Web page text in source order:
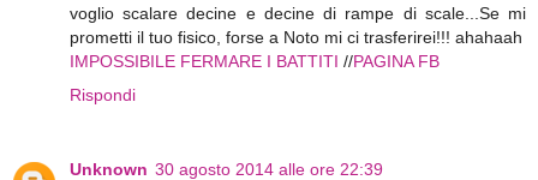
voglio scalare decine e decine di rampe di scale...Se mi
prometti il tuo fisico, forse a Noto mi ci trasferirei!!! ahahaah
IMPOSSIBILE FERMARE I BATTITI //PAGINA FB
Rispondi
Unknown 30 agosto 2014 alle ore 22:39